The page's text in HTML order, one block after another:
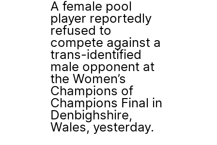
A female pool
player reportedly
refused to
compete against a
trans-identified
male opponent at
the Women’s
Champions of
Champions Final in
Denbighshire,
Wales, yesterday.